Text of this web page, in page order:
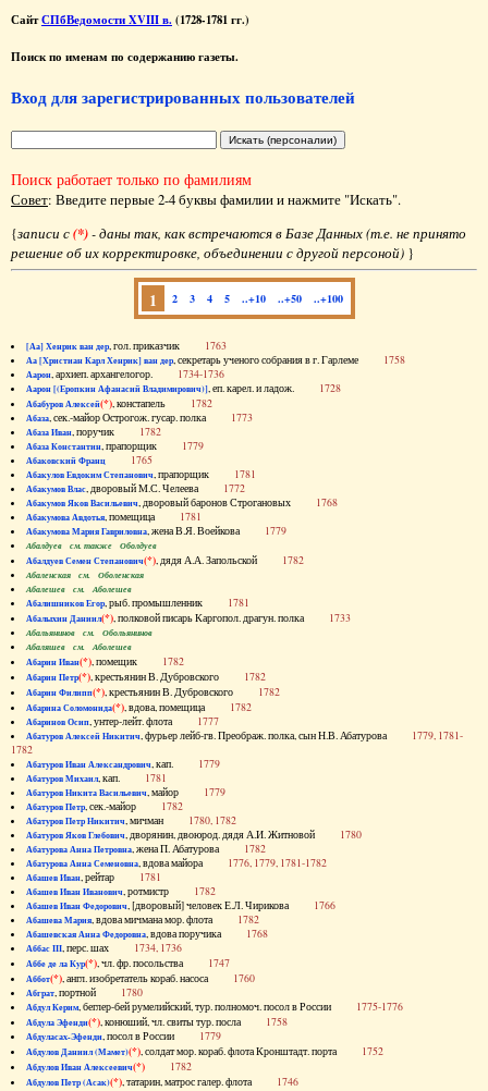
СайтСПбВедомости XVIII в. (1728-1781 гг.)
Поиск по именам по содержанию газеты.
Вход для зарегистрированных пользователей
Поиск работает только по фамилиям
Совет: Введите первые 2-4 буквы фамилии и нажмите "Искать".
{записи с(*)- даны так, как встречаются в Базе Данных (т.е. не принято
решение об их корректировке, объединении с другой персоной) }
1 2 3 4 5 ..+10 ..+50 ..+100
[Аа] Хенрик ван дер, гол. приказчик 1763
Аа [Христиан Карл Хенрик] ван дер, секретарь ученого собрания в г. Гарлеме 1758
Аарон, архиеп. архангелогор. 1734-1736
Аарон [(Еропкин Афанасий Владимирович)], еп. карел. и ладож. 1728
Абабуров Алексей(*), констапель 1782
Абаза, сек.-майор Острогож. гусар. полка 1773
Абаза Иван, поручик 1782
Абаза Константин, прапорщик 1779
Абаковский Франц 1765
Абакулов Евдоким Степанович, прапорщик 1781
Абакумов Влас, дворовый М.С. Челеева 1772
Абакумов Яков Васильевич, дворовый баронов Строгановых 1768
Абакумова Авдотья, помещица 1781
Абакумова Мария Гавриловна, жена В.Я. Воейкова 1779
Абалдуев см. также Оболдуев
Абалдуев Семен Степанович(*), дядя А.А. Запольской 1782
Абаленская см. Оболенская
Абалешев см. Аболешев
Абалишников Егор, рыб. промышленник 1781
Абалыхин Даниил(*), полковой писарь Каргопол. драгун. полка 1733
Абальянинов см. Обольянинов
Абаляшев см. Аболешев
Абарин Иван(*), помещик 1782
Абарин Петр(*), крестьянин В. Дубровского 1782
Абарин Филипп(*), крестьянин В. Дубровского 1782
Абарина Соломонида(*), вдова, помещица 1782
Абаринов Осип, унтер-лейт. флота 1777
Абатуров Алексей Никитич, фурьер лейб-гв. Преображ. полка, сын Н.В. Абатурова 1779, 1781-
1782
Абатуров Иван Александрович, кап. 1779
Абатуров Михаил, кап. 1781
Абатуров Никита Васильевич, майор 1779
Абатуров Петр, сек.-майор 1782
Абатуров Петр Никитич, мичман 1780, 1782
Абатуров Яков Глебович, дворянин, двоюрод. дядя А.И. Житновой 1780
Абатурова Анна Петровна, жена П. Абатурова 1782
Абатурова Анна Семеновна, вдова майора 1776, 1779, 1781-1782
Абашев Иван, рейтар 1781
Абашев Иван Иванович, ротмистр 1782
Абашев Иван Федорович, [дворовый] человек Е.Л. Чирикова 1766
Абашева Мария, вдова мичмана мор. флота 1782
Абашевская Анна Федоровна, вдова поручика 1768
Аббас III, перс. шах 1734, 1736
Аббе де ла Кур(*), чл. фр. посольства 1747
Аббот(*), англ. изобретатель кораб. насоса 1760
Абграт, портной 1780
Абдул Керим, беглер-бей румелийский, тур. полномоч. посол в России 1775-1776
Абдула Эфенди(*), конюший, чл. свиты тур. посла 1758
Абдуласах-Эфенди, посол в России 1779
Абдулов Даниил (Мамет)(*), солдат мор. кораб. флота Кронштадт. порта 1752
Абдулов Иван Алексеевич(*) 1782
Абдулов Петр (Асак)(*), татарин, матрос галер. флота 1746